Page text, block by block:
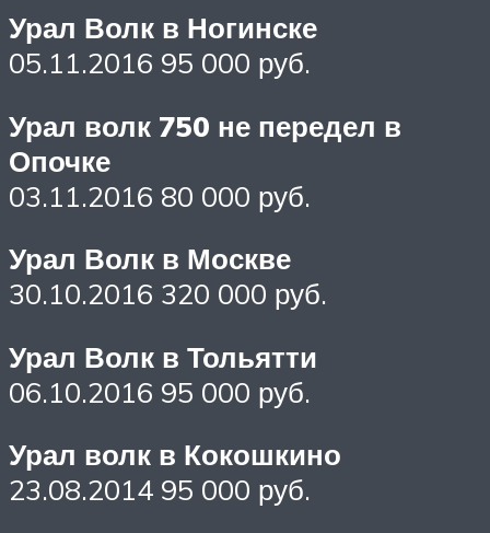
Урал Волк в Ногинске
05.11.2016 95 000 руб.
Урал волк 750 не передел в
Опочке
03.11.2016 80 000 руб.
Урал Волк в Москве
30.10.2016 320 000 руб.
Урал Волк в Тольятти
06.10.2016 95 000 руб.
Урал волк в Кокошкино
23.08.2014 95 000 руб.